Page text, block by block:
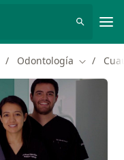
Odontología Cambiar